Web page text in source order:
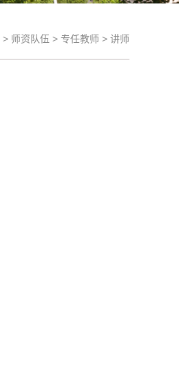
> 师资队伍 > 专任教师 > 讲师